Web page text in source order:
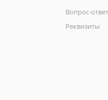
Вопрос-ответ
Реквизиты